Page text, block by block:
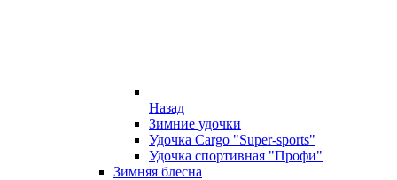
Назад
Зимние удочки
Удочка Cargo "Super-sports"
Удочка спортивная "Профи"
Зимняя блесна